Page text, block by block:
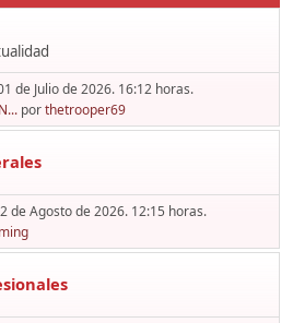
de Julio de 2026. 16:12 horas.
porthetrooper69
de Agosto de 2026. 12:15 horas.